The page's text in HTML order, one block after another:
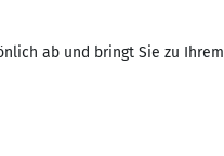
ab und bringt Sie zu Ihrem